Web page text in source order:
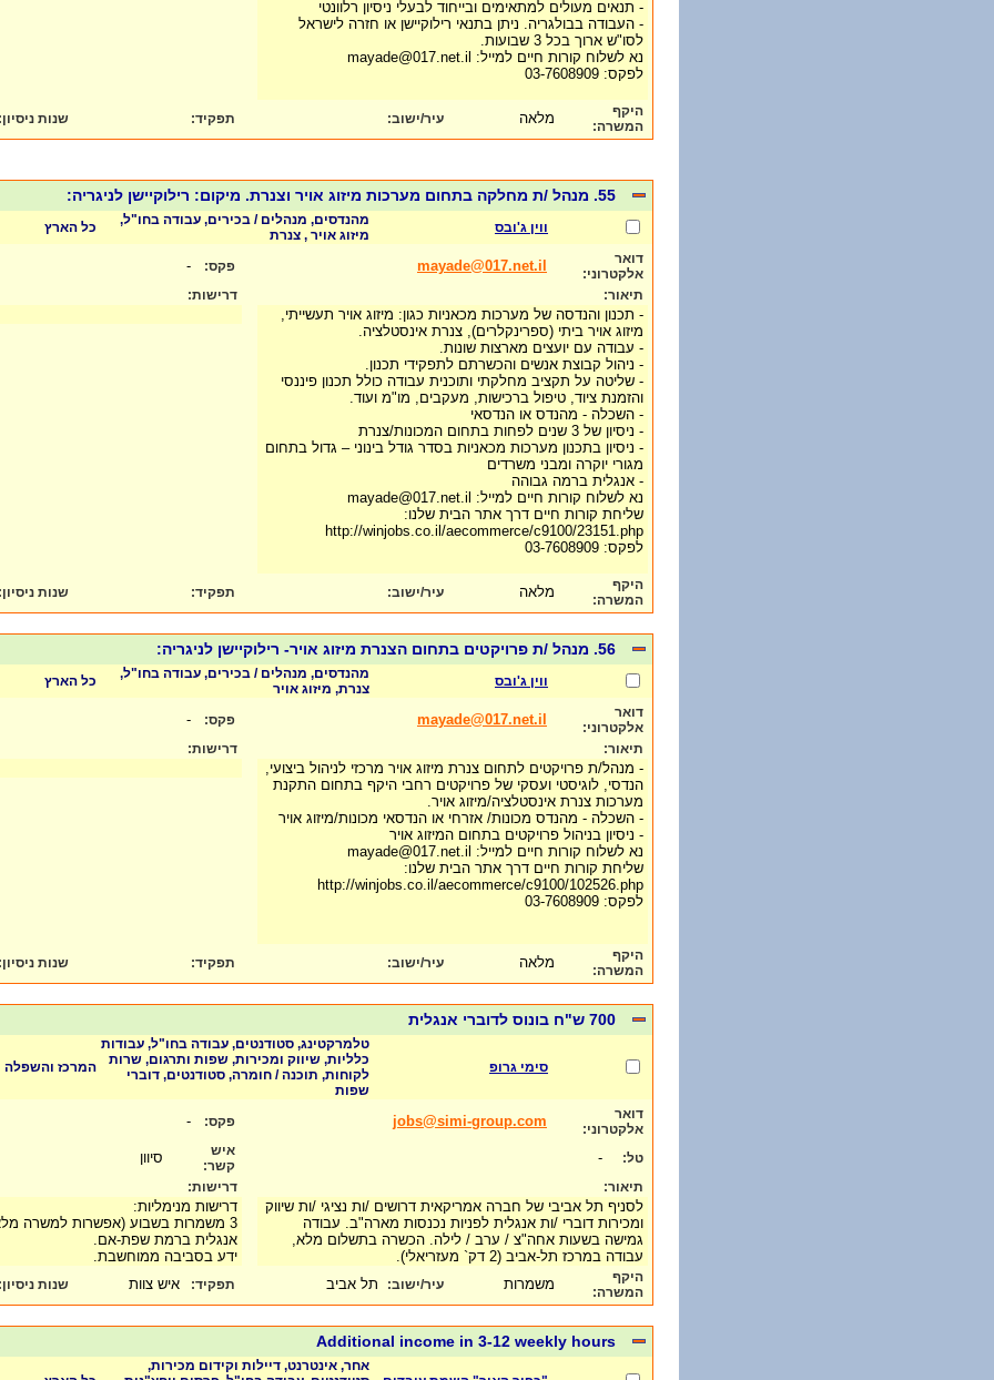
- תנאים מעולים למתאימים ובייחוד לבעלי ניסיון רלוונטי
- העבודה בבולגריה. ניתן בתנאי רילוקיישן או חזרה לישראל
לסו"ש ארוך בכל 3 שבועות.
נא לשלוח קורות חיים למייל: mayade@017.net.il
לפקס: 03-7608909
היקף
המשרה:
מלאה עיר/ישוב: תפקיד: שנות ניסיון:
55. מנהל /ת מחלקה בתחום מערכות מיזוג אויר וצנרת. מיקום: רילוקיישן לניגריה:
ווין ג'ובס
מהנדסים, מנהלים / בכירים, עבודה בחו"ל,
מיזוג אויר , צנרת
כל הארץ
דואר
אלקטרוני:
mayade@017.net.il פקס: -
תיאור:
- תכנון והנדסה של מערכות מכאניות כגון: מיזוג אויר תעשייתי,
מיזוג אויר ביתי (ספרינקלרים), צנרת אינסטלציה.
- עבודה עם יועצים מארצות שונות.
- ניהול קבוצת אנשים והכשרתם לתפקידי תכנון.
- שליטה על תקציב מחלקתי ותוכנית עבודה כולל תכנון פיננסי
והזמנת ציוד, טיפול ברכישות, מעקבים, מו"מ ועוד.
- השכלה - מהנדס או הנדסאי
- ניסיון של 3 שנים לפחות בתחום המכונות/צנרת
- ניסיון בתכנון מערכות מכאניות בסדר גודל בינוני – גדול בתחום
מגורי יוקרה ומבני משרדים
- אנגלית ברמה גבוהה
נא לשלוח קורות חיים למייל: mayade@017.net.il
שליחת קורות חיים דרך אתר הבית שלנו:
http://winjobs.co.il/aecommerce/c9100/23151.php
לפקס: 03-7608909
דרישות:
היקף
המשרה:
מלאה עיר/ישוב: תפקיד: שנות ניסיון:
56. מנהל /ת פרויקטים בתחום הצנרת מיזוג אויר- רילוקיישן לניגריה:
ווין ג'ובס
מהנדסים, מנהלים / בכירים, עבודה בחו"ל,
צנרת, מיזוג אויר
כל הארץ
דואר
אלקטרוני:
mayade@017.net.il פקס: -
תיאור:
- מנהל/ת פרויקטים לתחום צנרת מיזוג אויר מרכזי לניהול ביצועי,
הנדסי, לוגיסטי ועסקי של פרויקטים רחבי היקף בתחום התקנת
מערכות צנרת אינסטלציה/מיזוג אויר.
- השכלה - מהנדס מכונות/ אזרחי או הנדסאי מכונות/מיזוג אויר
- ניסיון בניהול פרויקטים בתחום המיזוג אויר
נא לשלוח קורות חיים למייל: mayade@017.net.il
שליחת קורות חיים דרך אתר הבית שלנו:
http://winjobs.co.il/aecommerce/c9100/102526.php
לפקס: 03-7608909
דרישות:
היקף
המשרה:
מלאה עיר/ישוב: תפקיד: שנות ניסיון:
700 ש"ח בונוס לדוברי אנגלית
סימי גרופ
טלמרקטינג, סטודנטים, עבודה בחו"ל, עבודות
כלליות, שיווק ומכירות, שפות ותרגום, שרות
לקוחות, תוכנה / חומרה, סטודנטים, דוברי
שפות
המרכז והשפלה
דואר
אלקטרוני:
jobs@simi-group.com פקס: -
טל: -
איש
קשר:
סיוון
תיאור:
לסניף תל אביבי של חברה אמריקאית דרושים /ות נציגי /ות שיווק
ומכירות דוברי /ות אנגלית לפניות נכנסות מארה"ב. עבודה
גמישה בשעות אחה"צ / ערב / לילה. הכשרה בתשלום מלא,
עבודה במרכז תל-אביב (2 דק` מעזריאלי).
דרישות:
דרישות מנימליות:
3 משמרות בשבוע (אפשרות למשרה מלאה),
אנגלית ברמת שפת-אם.
ידע בסביבה ממוחשבת.
היקף
המשרה:
משמרות עיר/ישוב: תל אביב תפקיד: איש צוות שנות ניסיון:
Additional income in 3-12 weekly hours
אחר, אינטרנט, דיילות וקידום מכירות,